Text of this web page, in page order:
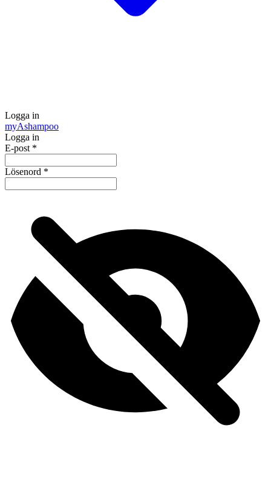
Logga in
myAshampoo
Logga in
E-post *
Lösenord *